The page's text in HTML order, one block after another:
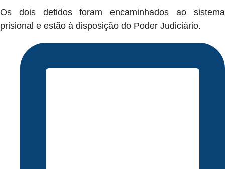
Os dois detidos foram encaminhados ao sistema
prisional e estão à disposição do Poder Judiciário.